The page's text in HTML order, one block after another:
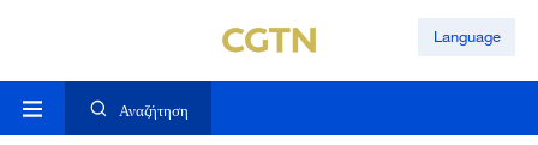
Language
Αναζήτηση